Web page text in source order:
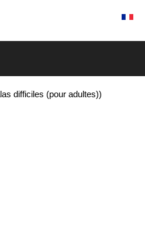
difficiles (pour adultes))